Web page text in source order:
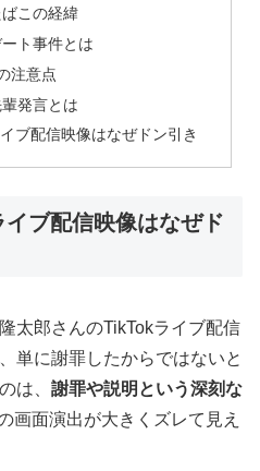
この経緯
ト事件とは
注意点
発言とは
ブ配信映像はなぜドン引き
ブ配信映像はなぜド
太郎さんのTikTokライブ配信
単に謝罪したからではないと
は、 謝罪や説明という深刻な
画面演出が大きくズレて見え